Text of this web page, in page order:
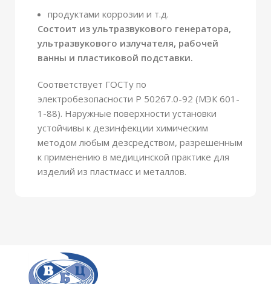
продуктами коррозии и т.д.
Состоит из ультразвукового генератора,
ультразвукового излучателя, рабочей
ванны и пластиковой подставки.
Соответствует ГОСТу по
электробезопасности Р 50267.0-92 (МЭК 601-
1-88). Наружные поверхности установки
устойчивы к дезинфекции химическим
методом любым дезсредством, разрешенным
к применению в медицинской практике для
изделий из пластмасс и металлов.